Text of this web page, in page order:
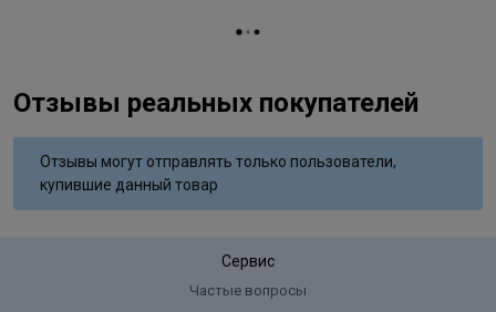
Отзывы реальных покупателей
Отзывы могут отправлять только пользователи,
купившие данный товар
Сервис
Частые вопросы